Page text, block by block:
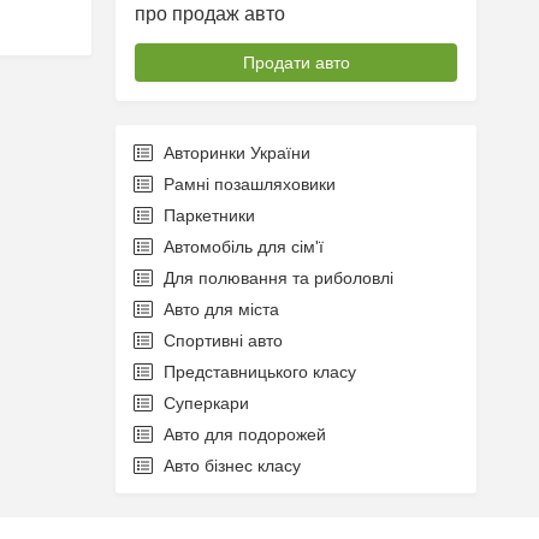
про продаж авто
Продати авто
Авторинки України
Рамні позашляховики
Паркетники
Автомобіль для сім'ї
Для полювання та риболовлі
Авто для міста
Спортивні авто
Представницького класу
Суперкари
Авто для подорожей
Авто бізнес класу